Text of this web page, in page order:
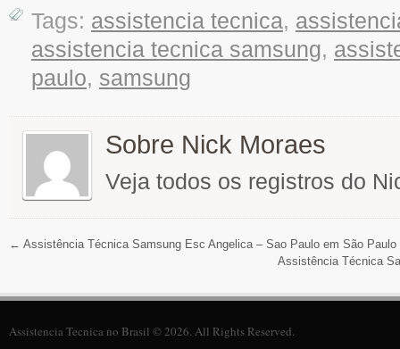
Tags: assistencia tecnica,
assistencia tecnica samsung,
paulo, samsung
Sobre Nick Moraes
Veja todos os registros do
← Assistência Técnica Samsung Esc Angelica – Sao Paulo em São Paulo
Assistência Técnica
Assistencia Tecnica no Brasil © 2026. All Rights Reserved.